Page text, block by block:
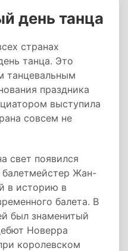
день танца
странах
танца. Это
танцевальным
праздника
выступила
совсем не
свет появился
Жан-
в историю в
балета. В
был знаменитый
Новерра
королевском